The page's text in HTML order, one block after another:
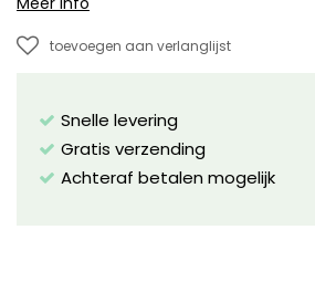
toevoegen aan verlanglijst
Snelle levering
Gratis verzending
Achteraf betalen mogelijk